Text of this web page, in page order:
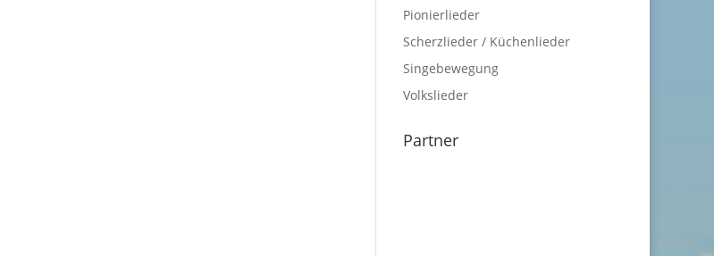
Pionierlieder
Scherzlieder / Küchenlieder
Singebewegung
Volkslieder
Partner